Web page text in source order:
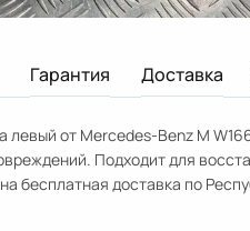
Гарантия Доставка
левый от Mercedes-Benz M
Подходит для
бесплатная доставка по